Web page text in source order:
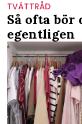
TVÄTTRÅD
Så ofta
egentligen